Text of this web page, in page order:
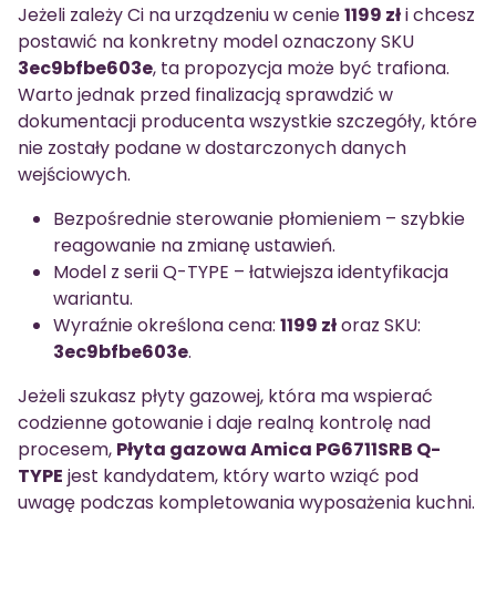
Jeżeli zależy Ci na urządzeniu w cenie1199 złi chcesz
postawić na konkretny model oznaczony SKU
3ec9bfbe603e, ta propozycja może być trafiona.
Warto jednak przed finalizacją sprawdzić w
dokumentacji producenta wszystkie szczegóły, które
nie zostały podane w dostarczonych danych
wejściowych.
Bezpośrednie sterowanie płomieniem – szybkie
reagowanie na zmianę ustawień.
Model z serii Q-TYPE – łatwiejsza identyfikacja
wariantu.
Wyraźnie określona cena: 1199 złoraz SKU:
3ec9bfbe603e.
Jeżeli szukasz płyty gazowej, która ma wspierać
codzienne gotowanie i daje realną kontrolę nad
procesem, Płyta gazowa Amica PG6711SRB Q-
TYPE jest kandydatem, który warto wziąć pod
uwagę podczas kompletowania wyposażenia kuchni.